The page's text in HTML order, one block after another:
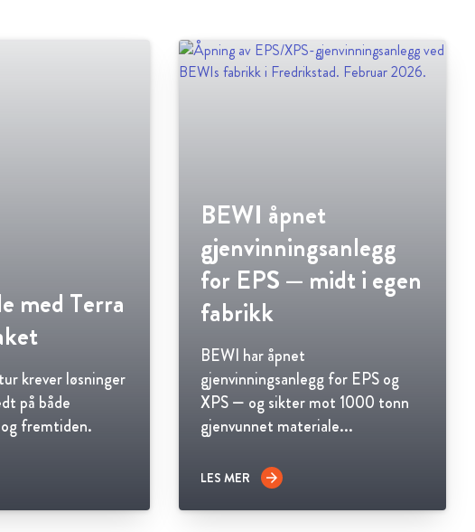
med Terra
krever løsninger
på både
fremtiden.
BEWI åpnet
gjenvinningsanlegg
for EPS — midt i egen
fabrikk
BEWI har åpnet
gjenvinningsanlegg for EPS og
XPS — og sikter mot 1000 tonn
gjenvunnet materiale...
LES MER arrow_forward